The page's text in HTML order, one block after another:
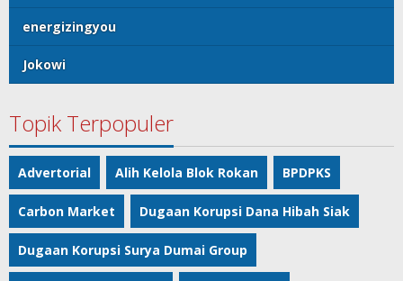
energizingyou
Jokowi
Topik Terpopuler
Advertorial Alih Kelola Blok Rokan BPDPKS
Carbon Market Dugaan Korupsi Dana Hibah Siak
Dugaan Korupsi Surya Dumai Group